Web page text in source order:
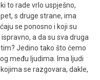
to rade vrlo uspješno,
s druge strane, ima
se ponosno i koji su
a da su sva druga
Jedino tako što ćemo
među ljudima. Ima ljudi
se razgovara, dakle,